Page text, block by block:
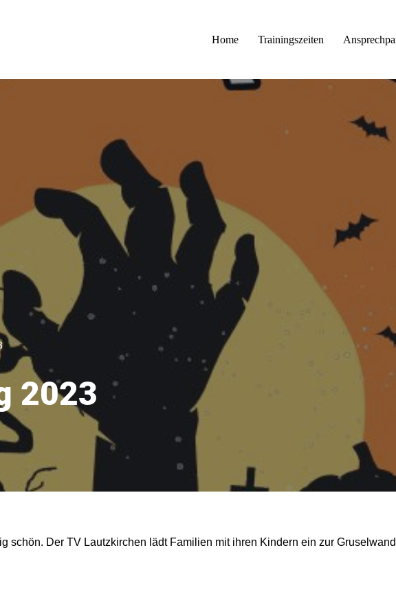
Home Trainingszeiten
2023
schön. Der TV Lautzkirchen lädt Familien mit ihren Kindern ein zur